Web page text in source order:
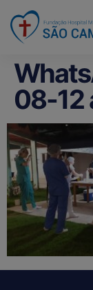
08-12